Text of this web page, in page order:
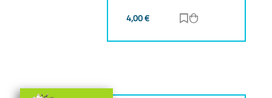
4,00€ Zur Merkliste